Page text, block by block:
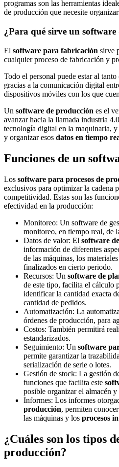
programas son las herramientas
de producción que necesite
¿Para qué sirve un
El software para fabricación sirve
cualquier proceso de fabricación y
Todo el personal puede estar al
gracias a la comunicación digital
dispositivos móviles con los que
Un software de producción es el
avanzar hacia la llamada industria
tecnología digital en la maquinaria,
y organizar esos datos en tiempo
Funciones de un
Los software para procesos de
exclusivos para optimizar la cadena
competitividad. Estas son las
efectividad en la producción:
Monitoreo: Un software de
monitoreo, en tiempo real, de
Datos de valor: El software
información de diferentes
de las máquinas, los
finalizados en cierto periodo.
Recursos: Un software de
de este tipo, facilita el cálculo
identificar la cantidad exacta
cantidad de pedidos.
Automatización: La
órdenes de producción, para
Costos: También permitirá
estandarizados.
Seguimiento: Un software
permite garantizar la
serialización de serie o lotes.
Gestión de stock: La gestión
funciones que facilita este
posible organizar el almacén
Informes: Los informes
producción, permiten
las máquinas y los procesos
¿Cuáles son los tipos
producción?